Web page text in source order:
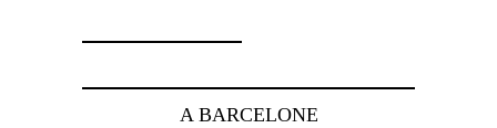
A BARCELONE